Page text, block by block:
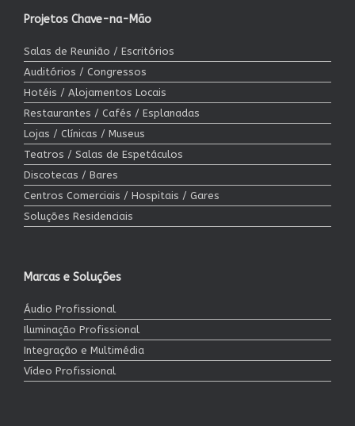
Projetos Chave-na-Mão
Salas de Reunião / Escritórios
Auditórios / Congressos
Hotéis / Alojamentos Locais
Restaurantes / Cafés / Esplanadas
Lojas / Clínicas / Museus
Teatros / Salas de Espetáculos
Discotecas / Bares
Centros Comerciais / Hospitais / Gares
Soluções Residenciais
Marcas e Soluções
Áudio Profissional
Iluminação Profissional
Integração e Multimédia
Vídeo Profissional